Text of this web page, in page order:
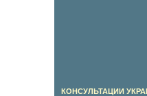
КОНСУЛЬТАЦИИ